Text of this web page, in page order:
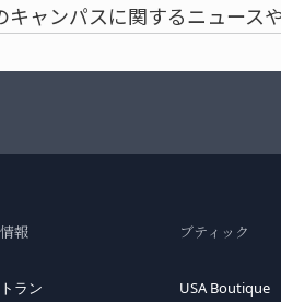
キャンパスに関するニュース
報
ラン
ブティック
USA Boutique